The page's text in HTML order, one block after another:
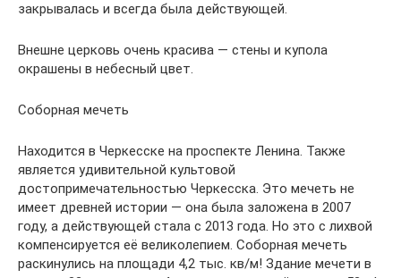
закрывалась и всегда была действующей.
Внешне церковь очень красива — стены и купола
окрашены в небесный цвет.
Соборная мечеть
Находится в Черкесске на проспекте Ленина. Также
является удивительной культовой
достопримечательностью Черкесска. Это мечеть не
имеет древней истории — она была заложена в 2007
году, а действующей стала с 2013 года. Но это с лихвой
компенсируется её великолепием. Соборная мечеть
раскинулись на площади 4,2 тыс. кв/м! Здание мечети в